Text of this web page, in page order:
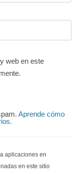
web en este
Aprende cómo
aplicaciones en
en este sitio